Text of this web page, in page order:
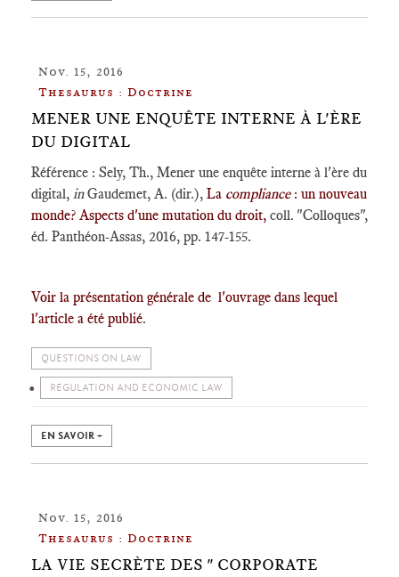
Nov. 15, 2016
Thesaurus : Doctrine
MENER UNE ENQUÊTE INTERNE À L'ÈRE
DU DIGITAL
Référence : Sely, Th., Mener une enquête interne à l'ère du
digital, inGaudemet, A. (dir.), La compliance : un nouveau
monde? Aspects d'une mutation du droit, coll. "Colloques",
éd. Panthéon-Assas, 2016, pp. 147-155.
Voir la présentation générale de l'ouvrage dans lequel
l'article a été publié.
QUESTIONS ON LAW
REGULATION AND ECONOMIC LAW
EN SAVOIR +
Nov. 15, 2016
Thesaurus : Doctrine
LA VIE SECRÈTE DES " CORPORATE